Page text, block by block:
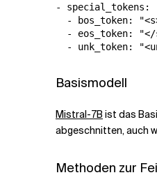
- special_tokens:
- bos_token:
- eos_token: "</
Basismodell
Mistral-7B ist das
abgeschnitten, auch
Methoden zur